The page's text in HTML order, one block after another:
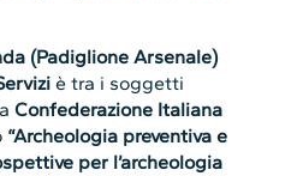
(Padiglione Arsenale)
è tra i soggetti
Confederazione Italiana
“Archeologia preventiva e
per l’archeologia